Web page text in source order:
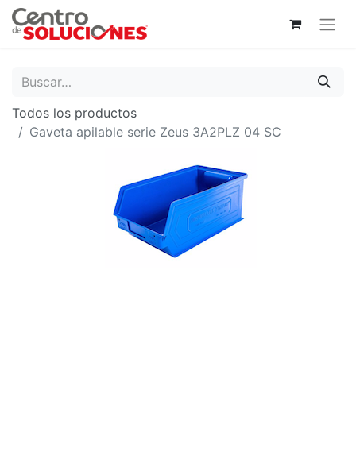
Todos los productos
Gaveta apilable serie Zeus 3A2PLZ 04 SC